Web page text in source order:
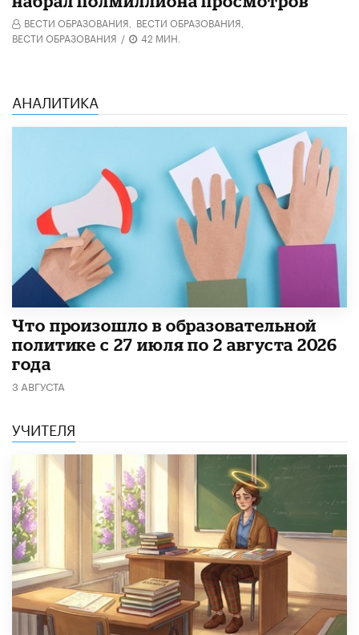
ВЕСТИ ОБРАЗОВАНИЯ, ВЕСТИ ОБРАЗОВАНИЯ,
ВЕСТИ ОБРАЗОВАНИЯ / 42 МИН.
АНАЛИТИКА
​Что произошло в образовательной
политике с 27 июля по 2 августа 2026
года
3 АВГУСТА
УЧИТЕЛЯ